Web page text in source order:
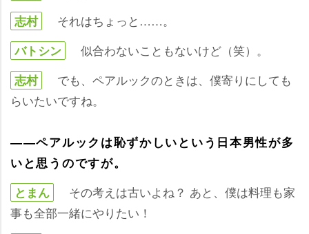
志村 それはちょっと……。
バトシン 似合わないこともないけど（笑）。
志村
でも、ペアルックのときは、僕寄りにしても
らいたいですね。
――ペアルックは恥ずかしいという日本男性が多
いと思うのですが。
とまん
その考えは古いよね？ あと、僕は料理も家
事も全部一緒にやりたい！